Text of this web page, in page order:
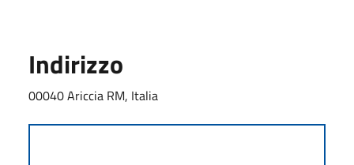
Indirizzo
00040 Ariccia RM, Italia